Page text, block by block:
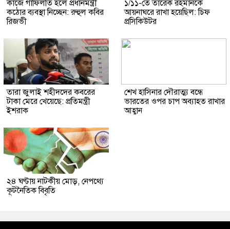
কাজে গাফিলতি হলে প্রধানমন্ত্রী
কঠোর ব্যবস্থা নিচ্ছেন: রুহুল কবির
রিজভী
১/১১-তে তারেক রহমানকে
আয়নাঘরে রাখা হয়েছিল: চিফ
প্রসিকিউটর
তারা জুলাই শহীদদের কবরের
টাকা মেরে খেয়েছে: প্রতিমন্ত্রী
ইশরাক
শেখ হাসিনার দৌরাত্ম্য বন্ধে
ভারতের ওপর চাপ অব্যাহত রাখার
আহ্বান
২৪ ঘণ্টায় নাটকীয় মোড়, নেপথ্যে
কূটনৈতিক বিবৃতি